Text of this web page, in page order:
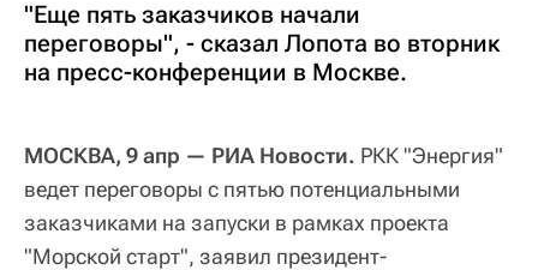
"Еще пять заказчиков начали
переговоры", - сказал Лопота во вторник
на пресс-конференции в Москве.
МОСКВА, 9 апр — РИА Новости. РКК "Энергия"
ведет переговоры с пятью потенциальными
заказчиками на запуски в рамках проекта
"Морской старт", заявил президент-